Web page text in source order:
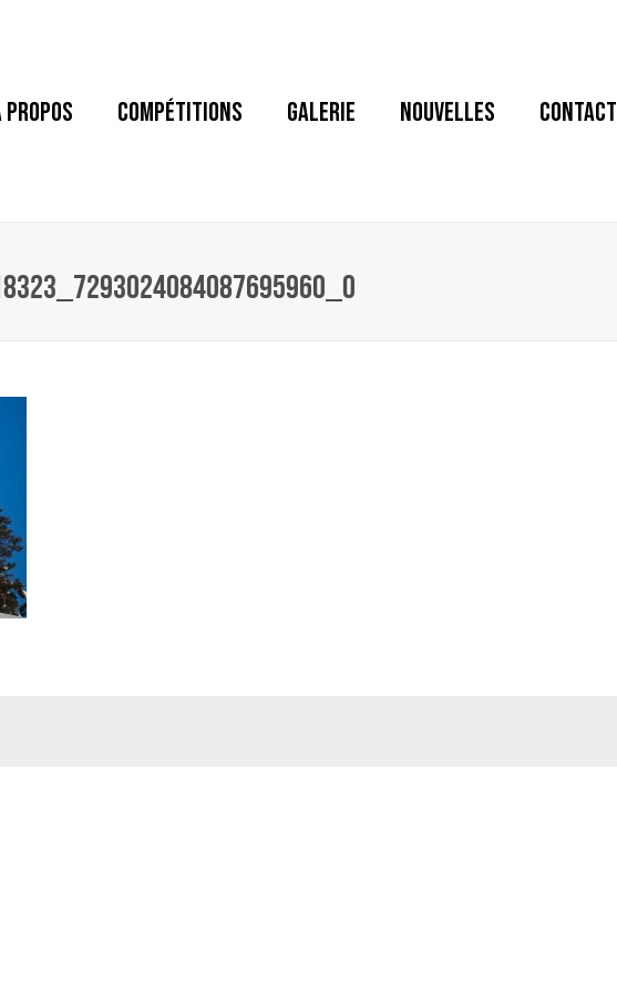
PROPOS COMPÉTITIONS GALERIE NOUVELLES CONTACT